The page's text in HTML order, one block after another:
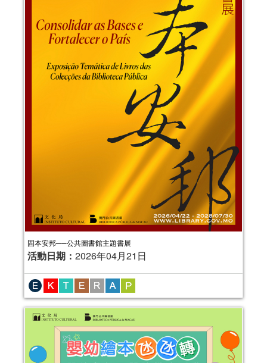
固本安邦──公共圖書館主題書展
活動日期： 2026年04月21日